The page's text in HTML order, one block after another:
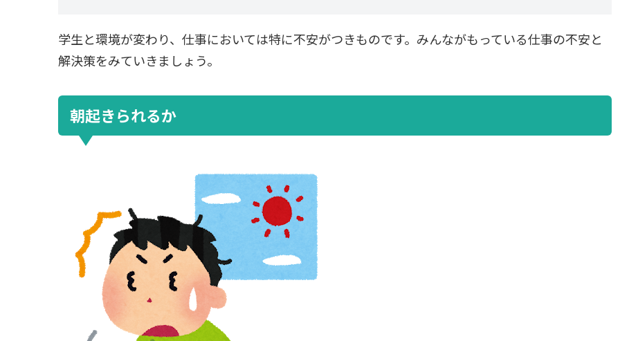
学生と環境が変わり、仕事においては特に不安がつきものです。みんながもっている仕事の不安と
解決策をみていきましょう。
朝起きられるか